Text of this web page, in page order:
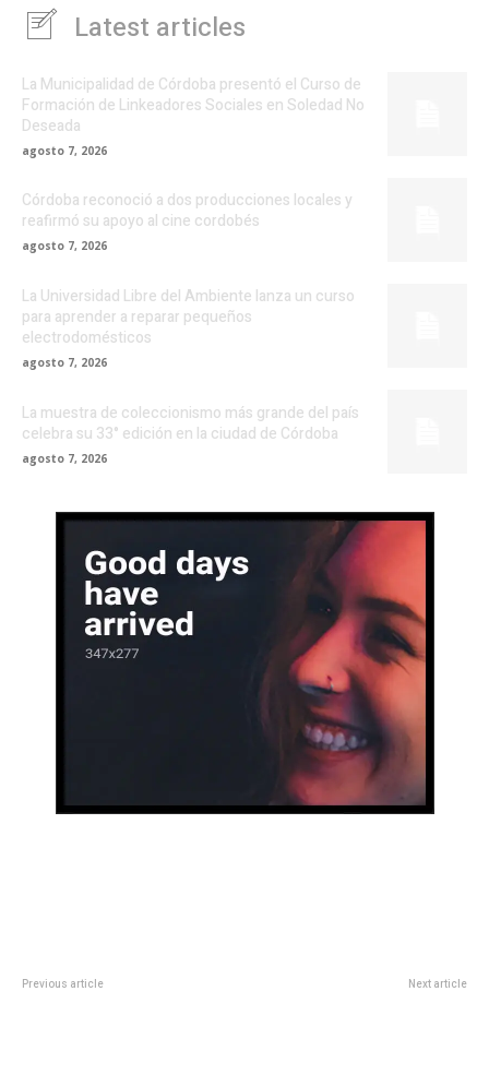
Latest articles
La Municipalidad de Córdoba presentó el Curso de
Formación de Linkeadores Sociales en Soledad No
Deseada
agosto 7, 2026
Córdoba reconoció a dos producciones locales y
reafirmó su apoyo al cine cordobés
agosto 7, 2026
La Universidad Libre del Ambiente lanza un curso
para aprender a reparar pequeños
electrodomésticos
agosto 7, 2026
La muestra de coleccionismo más grande del país
celebra su 33° edición en la ciudad de Córdoba
agosto 7, 2026
Previous article Next article